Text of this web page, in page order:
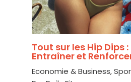
Tout sur les Hip Dips
Entraîner et
Economie & Business,